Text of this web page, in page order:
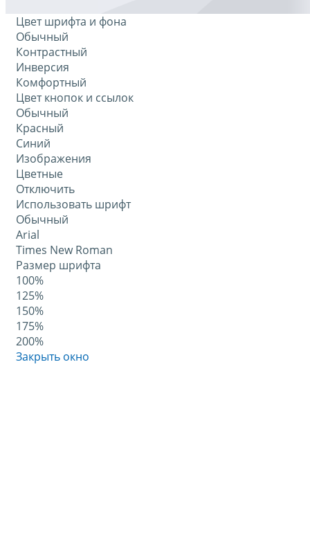
Цвет шрифта и фона
Обычный
Контрастный
Инверсия
Комфортный
Цвет кнопок и ссылок
Обычный
Красный
Синий
Изображения
Цветные
Отключить
Использовать шрифт
Обычный
Arial
Times New Roman
Размер шрифта
100%
125%
150%
175%
200%
Закрыть окно